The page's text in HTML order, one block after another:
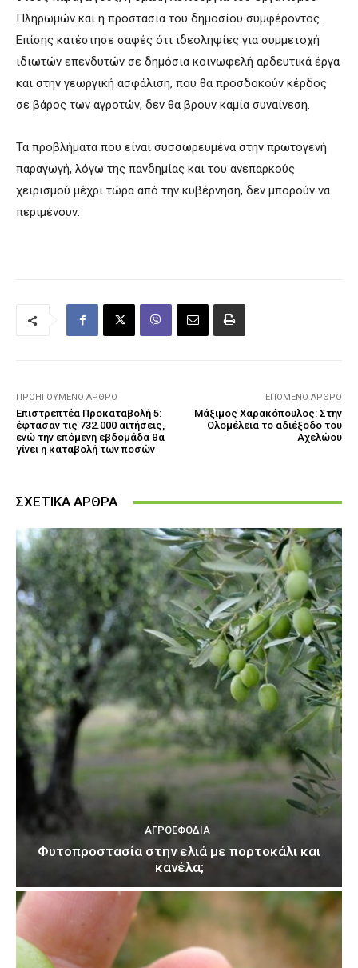
Πληρωμών και η προστασία του δημοσίου συμφέροντος.
Επίσης κατέστησε σαφές ότι ιδεοληψίες για συμμετοχή
ιδιωτών επενδυτών σε δημόσια κοινωφελή αρδευτικά έργα
και στην γεωργική ασφάλιση, που θα προσδοκούν κέρδος
σε βάρος των αγροτών, δεν θα βρουν καμία συναίνεση.
Τα προβλήματα που είναι συσσωρευμένα στην πρωτογενή
παραγωγή, λόγω της πανδημίας και του ανεπαρκούς
χειρισμού μέχρι τώρα από την κυβέρνηση, δεν μπορούν να
περιμένουν.
ΠΡΟΗΓΟΎΜΕΝΟ ΆΡΘΡΟ
Επιστρεπτέα Προκαταβολή 5:
έφτασαν τις 732.000 αιτήσεις,
ενώ την επόμενη εβδομάδα θα
γίνει η καταβολή των ποσών
ΕΠΌΜΕΝΟ ΆΡΘΡΟ
Μάξιμος Xαρακόπουλος: Στην
Ολομέλεια το αδιέξοδο του
Αχελώου
ΣΧΕΤΙΚΑ ΑΡΘΡΑ
ΑΓΡΟΕΦΌΔΙΑ
Φυτοπροστασία στην ελιά με πορτοκάλι και
κανέλα;